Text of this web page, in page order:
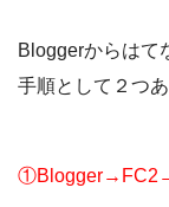
Bloggerからはて
手順として２つあ